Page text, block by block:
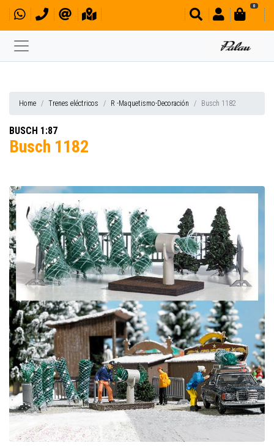
0
Home Trenes eléctricos R -Maquetismo-Decoración Busch 1182
BUSCH 1:87
Busch 1182